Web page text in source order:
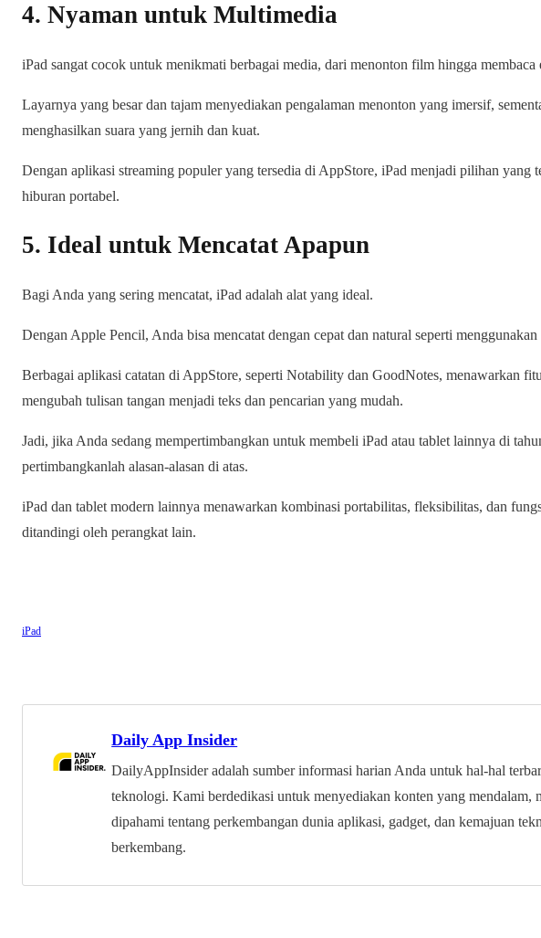
4. Nyaman untuk Multimedia
iPad sangat cocok untuk menikmati berbagai media, dari menonton film hingga membaca
Layarnya yang besar dan tajam menyediakan pengalaman menonton yang imersif,
menghasilkan suara yang jernih dan kuat.
Dengan aplikasi streaming populer yang tersedia di AppStore, iPad menjadi pilihan yang
hiburan portabel.
5. Ideal untuk Mencatat Apapun
Bagi Anda yang sering mencatat, iPad adalah alat yang ideal.
Dengan Apple Pencil, Anda bisa mencatat dengan cepat dan natural seperti menggunakan
Berbagai aplikasi catatan di AppStore, seperti Notability dan GoodNotes, menawarkan
mengubah tulisan tangan menjadi teks dan pencarian yang mudah.
Jadi, jika Anda sedang mempertimbangkan untuk membeli iPad atau tablet lainnya di
pertimbangkanlah alasan-alasan di atas.
iPad dan tablet modern lainnya menawarkan kombinasi portabilitas, fleksibilitas, dan
ditandingi oleh perangkat lain.
iPad
Daily App Insider
DailyAppInsider adalah sumber informasi harian Anda untuk hal-hal
teknologi. Kami berdedikasi untuk menyediakan konten yang mendalam,
dipahami tentang perkembangan dunia aplikasi, gadget, dan kemajuan
berkembang.